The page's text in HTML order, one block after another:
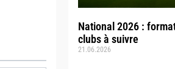
National 2026 :
clubs à suivre
21.06.2026